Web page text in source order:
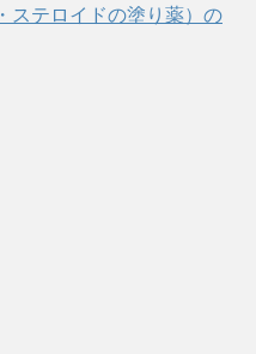
ステロイドの塗り薬）の